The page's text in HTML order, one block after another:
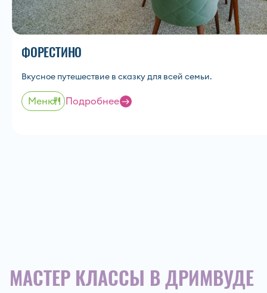
ФОРЕСТИНО
Вкусное путешествие в сказку для всей семьи.
Меню Подробнее
МАСТЕР КЛАССЫ В ДРИМВУДЕ